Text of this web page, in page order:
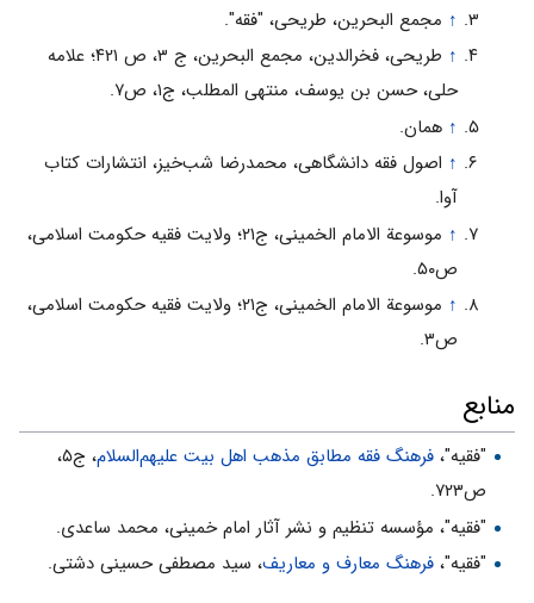
↑ مجمع البحرین، طریحی، "فقه".
↑
طریحی، فخرالدین، مجمع البحرین، ج ۳، ص ۴۲۱؛ علامه
حلی، حسن بن یوسف، منتهی المطلب، ج۱، ص۷.
↑ همان.
↑ اصول فقه دانشگاهی، محمدرضا شب‌خیز، انتشارات کتاب
آوا.
↑
موسوعة الامام الخمینی، ج۲۱؛ ولایت فقیه حکومت اسلامی،
ص۵۰.
↑
موسوعة الامام الخمینی، ج۲۱؛ ولایت فقیه حکومت اسلامی،
ص۳.
منابع
"فقیه"، فرهنگ فقه مطابق مذهب اهل بیت علیهم‌السلام
، ج۵،
ص۷۲۳.
"فقیه"، مؤسسه تنظیم و نشر آثار امام خمینی، محمد ساعدی.
"فقیه"، فرهنگ معارف و معاريف، سيد مصطفى حسينى دشتی.